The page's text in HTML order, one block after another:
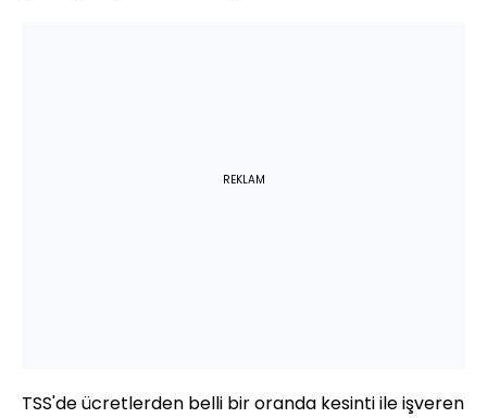
REKLAM
TSS'de ücretlerden belli bir oranda kesinti ile işveren